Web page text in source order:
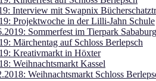
Interview mit Swapnix
Projektwoche in der Lilli-Jahn Schule
Sommerfest im Tierpark Sababurg
Märchentag auf Schloss Berlepsch
Kreativmarkt in Höxter
Weihnachtsmarkt Kassel
Weihnachtsmarkt Schloss